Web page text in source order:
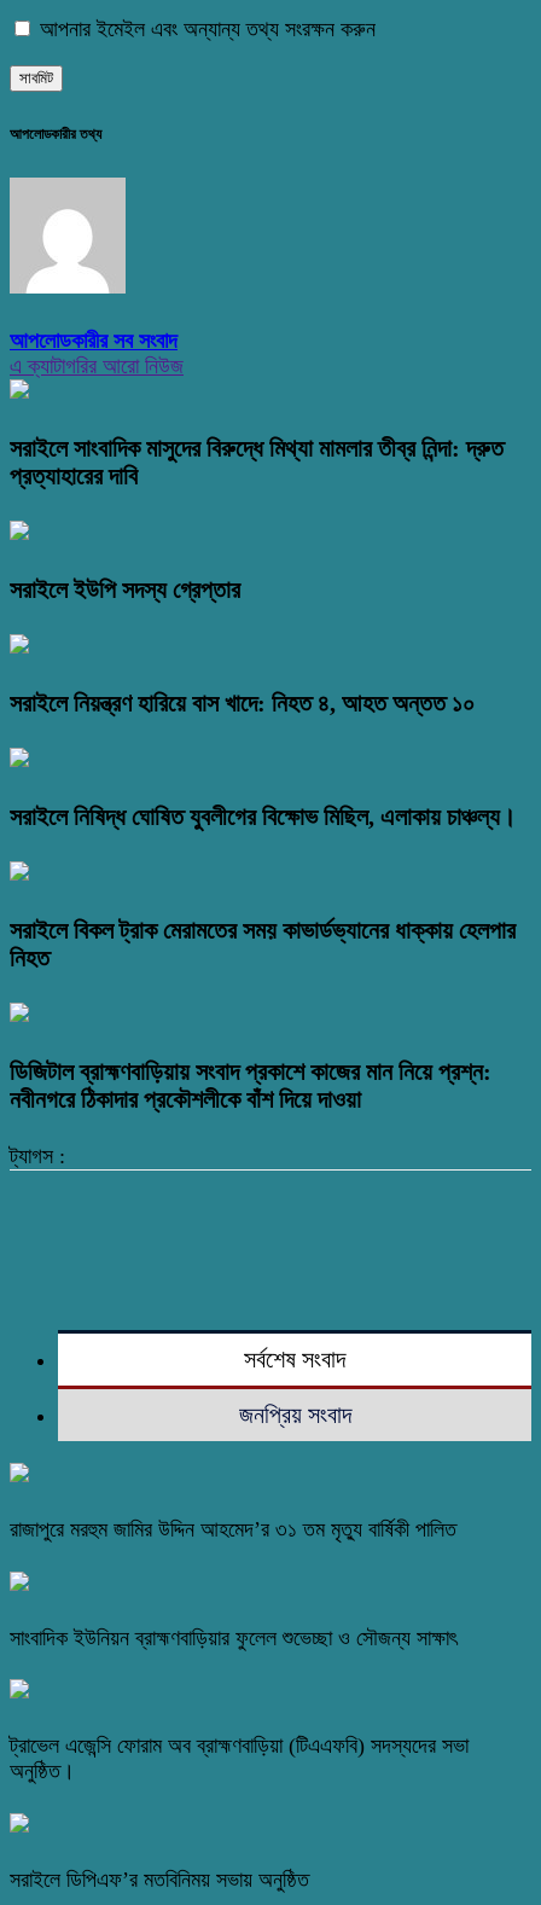
আপনার ইমেইল এবং অন্যান্য তথ্য সংরক্ষন করুন
আপলোডকারীর তথ্য
আপলোডকারীর সব সংবাদ
এ ক্যাটাগরির আরো নিউজ
সরাইলে সাংবাদিক মাসুদের বিরুদ্ধে মিথ্যা মামলার তীব্র নিন্দা: দ্রুত
প্রত্যাহারের দাবি
সরাইলে ইউপি সদস্য গ্রেপ্তার
সরাইলে নিয়ন্ত্রণ হারিয়ে বাস খাদে: নিহত ৪, আহত অন্তত ১০
সরাইলে নিষিদ্ধ ঘোষিত যুবলীগের বিক্ষোভ মিছিল, এলাকায় চাঞ্চল্য।
সরাইলে বিকল ট্রাক মেরামতের সময় কাভার্ডভ্যানের ধাক্কায় হেলপার
নিহত
ডিজিটাল ব্রাহ্মণবাড়িয়ায় সংবাদ প্রকাশে কাজের মান নিয়ে প্রশ্ন:
নবীনগরে ঠিকাদার প্রকৌশলীকে বাঁশ দিয়ে দাওয়া
ট্যাগস :
সর্বশেষ সংবাদ
জনপ্রিয় সংবাদ
রাজাপুরে মরহুম জামির উদ্দিন আহমেদ’র ৩১ তম মৃত্যু বার্ষিকী পালিত
সাংবাদিক ইউনিয়ন ব্রাহ্মণবাড়িয়ার ফুলেল শুভেচ্ছা ও সৌজন্য সাক্ষাৎ
ট্রাভেল এজেন্সি ফোরাম অব ব্রাহ্মণবাড়িয়া (টিএএফবি) সদস্যদের সভা
অনুষ্ঠিত।
সরাইলে ডিপিএফ’র মতবিনিময় সভায় অনুষ্ঠিত